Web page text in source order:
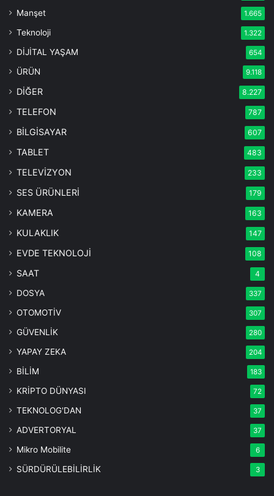
Manşet 1.665
Teknoloji 1.322
DİJİTAL YAŞAM 654
ÜRÜN 9.118
DİĞER 8.227
TELEFON 787
BİLGİSAYAR 607
TABLET 483
TELEVİZYON 233
SES ÜRÜNLERİ 179
KAMERA 163
KULAKLIK 147
EVDE TEKNOLOJİ 108
SAAT 4
DOSYA 337
OTOMOTİV 307
GÜVENLİK 280
YAPAY ZEKA 204
BİLİM 183
KRİPTO DÜNYASI 72
TEKNOLOG'DAN 37
ADVERTORYAL 37
Mikro Mobilite 6
SÜRDÜRÜLEBİLİRLİK 3